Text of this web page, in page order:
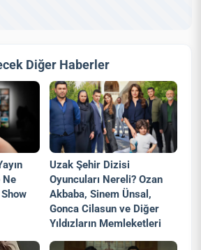
Diğer Haberler
Ne
Uzak Şehir Dizisi
Oyuncuları Nereli? Ozan
Akbaba, Sinem Ünsal,
Gonca Cilasun ve Diğer
Yıldızların Memleketleri